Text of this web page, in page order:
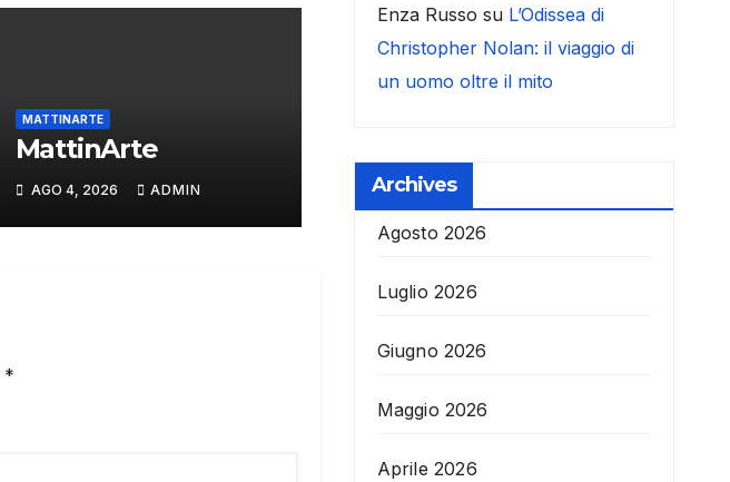
MATTINARTE
MattinArte
AGO 4, 2026 ADMIN
*
Enza Russo su L’Odissea di
Christopher Nolan: il viaggio di
un uomo oltre il mito
Archives
Agosto 2026
Luglio 2026
Giugno 2026
Maggio 2026
Aprile 2026